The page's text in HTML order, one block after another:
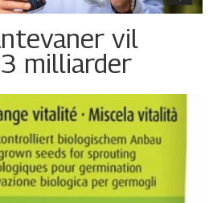
vil
milliarder